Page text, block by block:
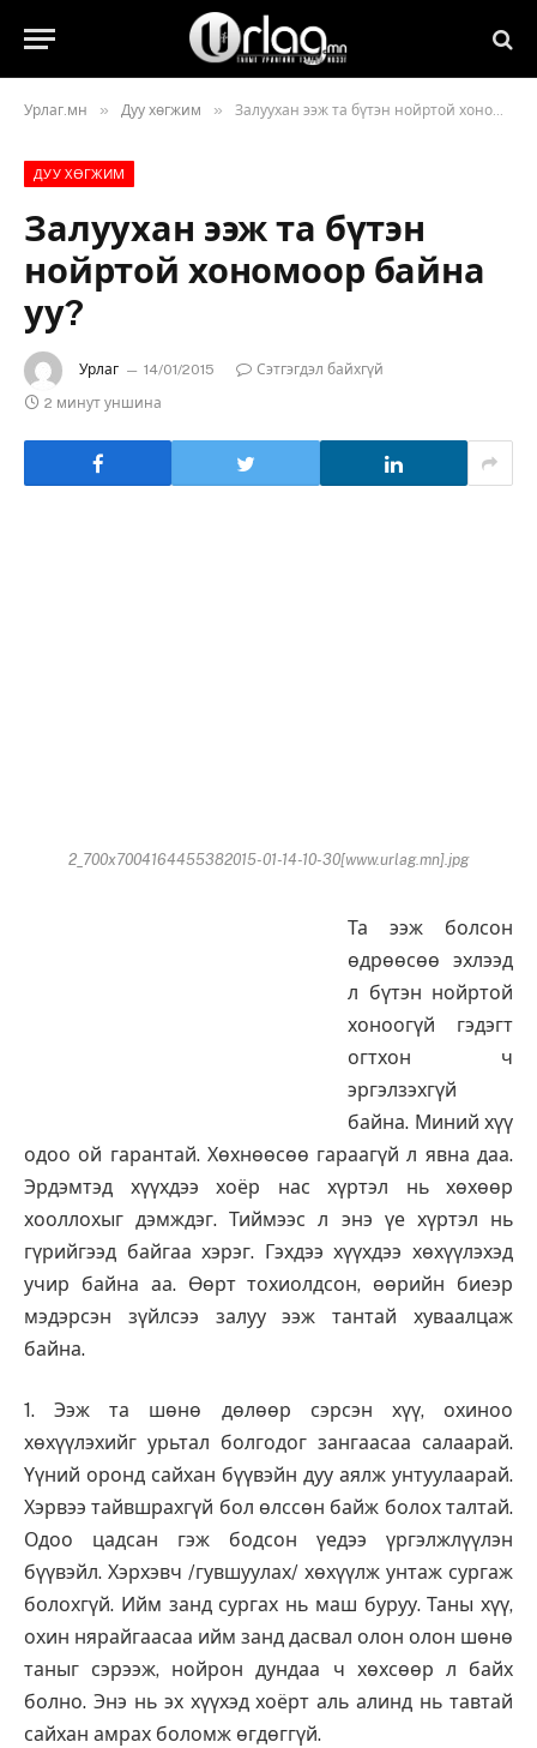
Урлаг.мн » Дуу хөгжим » Залуухан ээж та бүтэн нойртой хономоор байна уу?
ДУУ ХӨГЖИМ
Залуухан ээж та бүтэн
нойртой хономоор байна
уу?
Урлаг 14/01/2015
Сэтгэгдэл байхгүй
2 минут уншина
2_700x7004164455382015-01-14-10-30[www.urlag.mn].jpg
Та ээж болсон
өдрөөсөө эхлээд
л бүтэн нойртой
хоноогүй гэдэгт
огтхон ч
эргэлзэхгүй
байна. Миний хүү
одоо ой гарантай. Хөхнөөсөө гараагүй л явна даа.
Эрдэмтэд хүүхдээ хоёр нас хүртэл нь хөхөөр
хооллохыг дэмждэг. Тиймээс л энэ үе хүртэл нь
гүрийгээд байгаа хэрэг. Гэхдээ хүүхдээ хөхүүлэхэд
учир байна аа. Өөрт тохиолдсон, өөрийн биеэр
мэдэрсэн зүйлсээ залуу ээж тантай хуваалцаж
байна.
1. Ээж та шөнө дөлөөр сэрсэн хүү, охиноо
хөхүүлэхийг урьтал болгодог зангаасаа салаарай.
Үүний оронд сайхан бүүвэйн дуу аялж унтуулаарай.
Хэрвээ тайвшрахгүй бол өлссөн байж болох талтай.
Одоо цадсан гэж бодсон үедээ үргэлжлүүлэн
бүүвэйл. Хэрхэвч /гувшуулах/ хөхүүлж унтаж сургаж
болохгүй. Ийм занд сургах нь маш буруу. Таны хүү,
охин нярайгаасаа ийм занд дасвал олон олон шөнө
таныг сэрээж, нойрон дундаа ч хөхсөөр л байх
болно. Энэ нь эх хүүхэд хоёрт аль алинд нь тавтай
сайхан амрах боломж өгдөггүй.